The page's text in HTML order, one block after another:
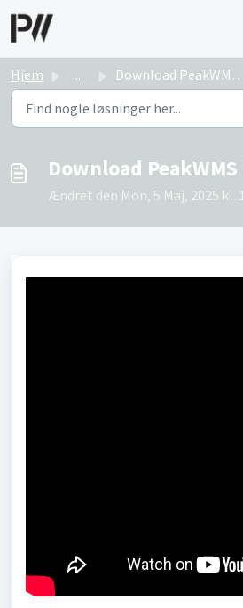
Hjem ... Download PeakWMS Print Server
Download
Ændret den Mon, 5 Maj, 2025 kl.